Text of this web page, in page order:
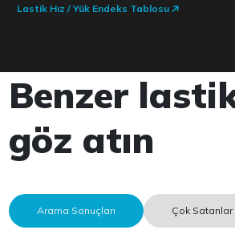
Lastik Hız / Yük Endeks Tablosu
Benzer
göz atın
Arama Sonuçları Çok Satanlar